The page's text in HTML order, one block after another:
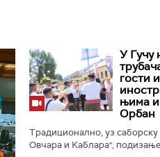
У Гучу
гости
њима
Орбан
Традиционално, уз саборску
Овчара и Каблара",